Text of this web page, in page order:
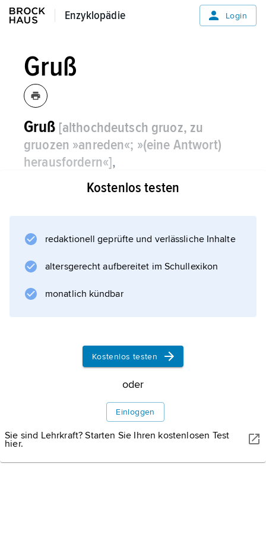
Enzyklopädie
Enzyklopädie Login
Gruß
Gruß [althochdeutsch gruoz, zu
gruozen »anreden«; »(eine Antwort)
herausfordern«],
Worte und Gebärden bei Begegnung, Ankunft
Informationen zum Artikel
Kostenlos testen
redaktionell geprüfte und verlässliche Inhalte
altersgerecht aufbereitet im Schullexikon
monatlich kündbar
Kostenlos testen
oder
Einloggen
Sie sind Lehrkraft? Starten Sie Ihren kostenlosen Test
hier.